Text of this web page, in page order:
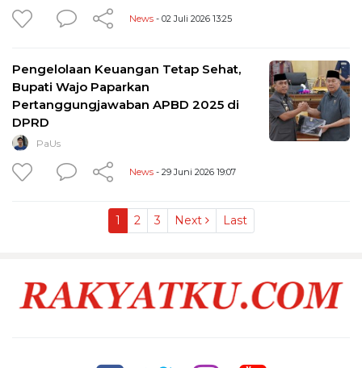
News - 02 Juli 2026 13:25
Pengelolaan Keuangan Tetap Sehat,
Bupati Wajo Paparkan
Pertanggungjawaban APBD 2025 di
DPRD
PaUs
News - 29 Juni 2026 19:07
1 2 3 Next Last